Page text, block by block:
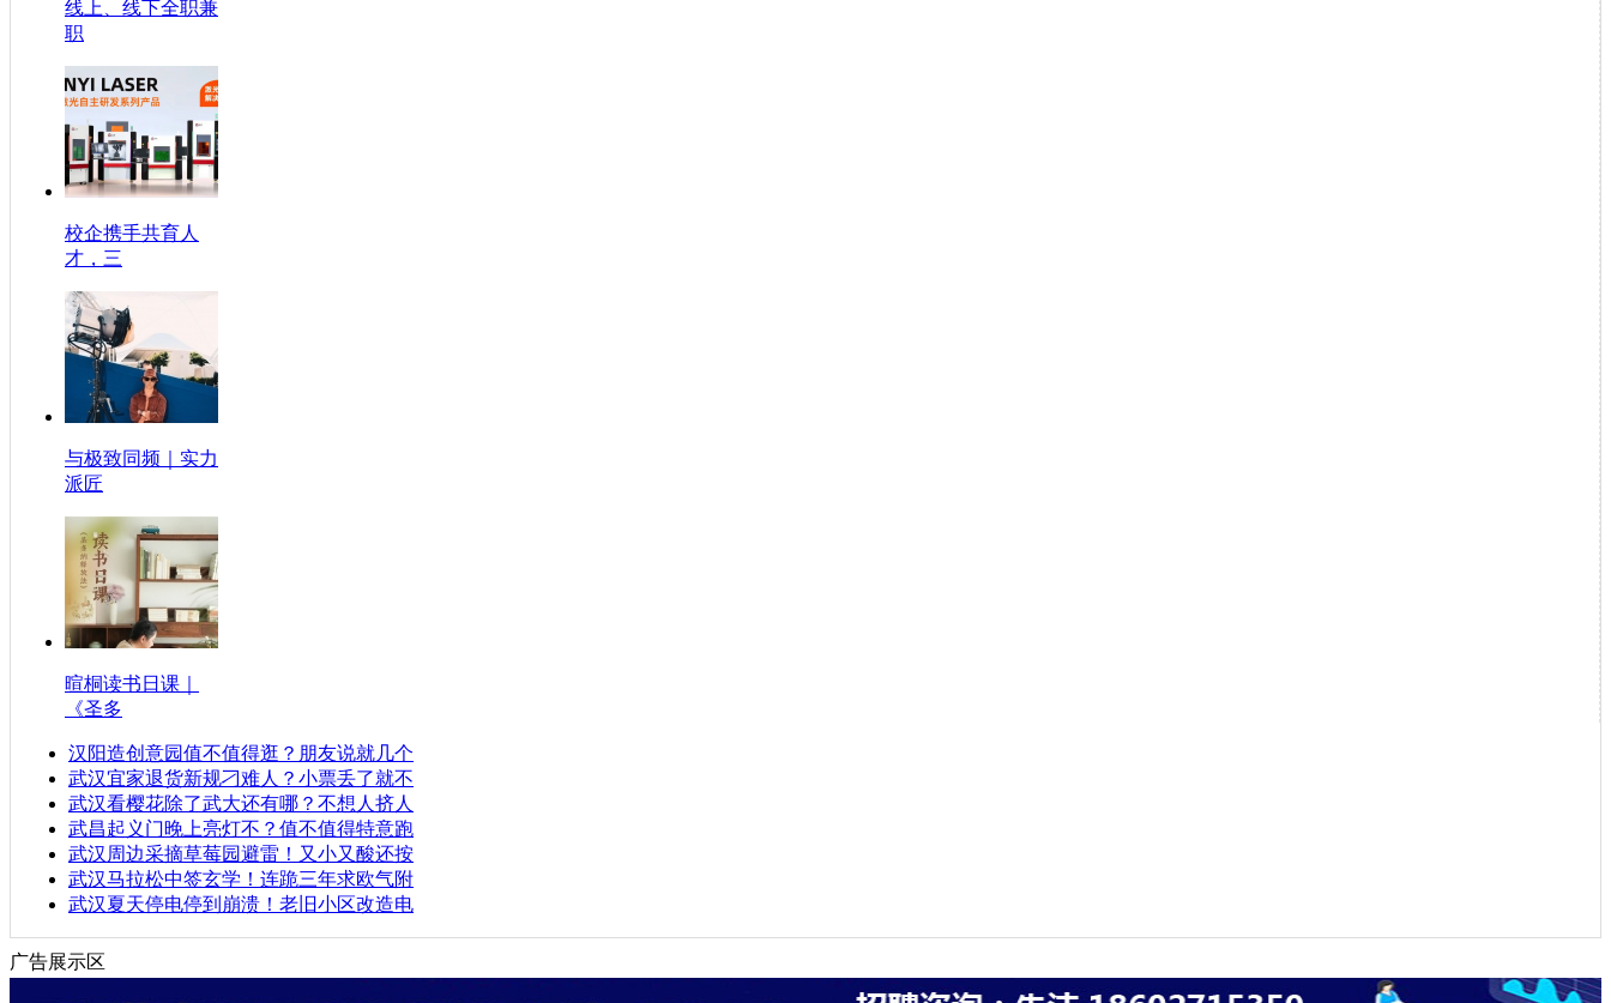
线上、线下全职兼
职
校企携手共育人
才，三
与极致同频｜实力
派匠
暄桐读书日课｜
《圣多
汉阳造创意园值不值得逛？朋友说就几个
武汉宜家退货新规刁难人？小票丢了就不
武汉看樱花除了武大还有哪？不想人挤人
武昌起义门晚上亮灯不？值不值得特意跑
武汉周边采摘草莓园避雷！又小又酸还按
武汉马拉松中签玄学！连跪三年求欧气附
武汉夏天停电停到崩溃！老旧小区改造电
广告展示区